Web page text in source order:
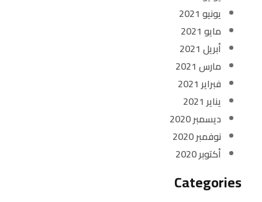
يونيو 2021
مايو 2021
أبريل 2021
مارس 2021
فبراير 2021
يناير 2021
ديسمبر 2020
نوفمبر 2020
أكتوبر 2020
Categories